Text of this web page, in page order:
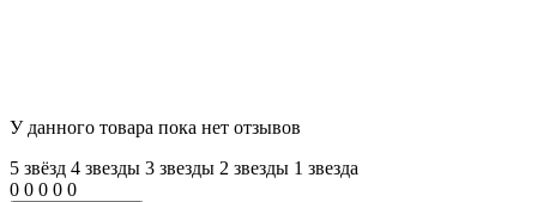
У данного товара пока нет отзывов
5 звёзд 4 звeзды 3 звeзды 2 звeзды 1 звeзда
0 0 0 0 0